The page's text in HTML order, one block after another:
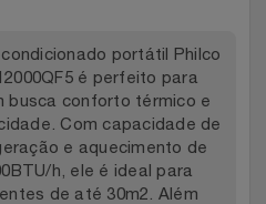
portátil Philco
é perfeito para
busca conforto térmico e
Com capacidade de
e aquecimento de
h, ele é ideal para
de até 30m2. Além